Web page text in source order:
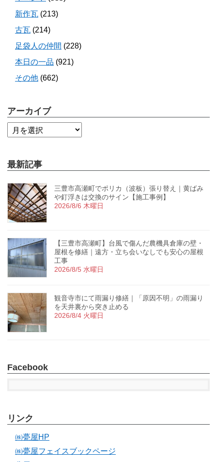
新作瓦 (213)
古瓦 (214)
足袋人の仲間 (228)
本日の一品 (921)
その他 (662)
アーカイブ
最新記事
三豊市高瀬町でポリカ（波板）張り替え｜黄ばみ
や釘浮きは交換のサイン【施工事例】
2026/8/6 木曜日
【三豊市高瀬町】台風で傷んだ農機具倉庫の壁・
屋根を修繕｜遠方・立ち会いなしでも安心の屋根
工事
2026/8/5 水曜日
観音寺市にて雨漏り修繕｜「原因不明」の雨漏り
を天井裏から突き止める
2026/8/4 火曜日
Facebook
リンク
㈱甍屋HP
㈱甍屋フェイスブックページ